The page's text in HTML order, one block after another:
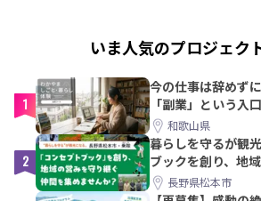
いま人気のプロジェク
1
今の仕事は辞めず
「副業」という入
和歌山県
2
暮らしを守るが観
ブックを創り、地
間を集めませんか？
長野県松本市